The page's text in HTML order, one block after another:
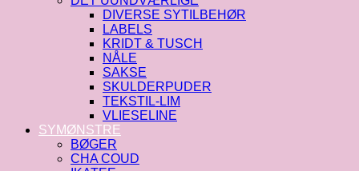
DIVERSE SYTILBEHØR
LABELS
KRIDT & TUSCH
NÅLE
SAKSE
SKULDERPUDER
TEKSTIL-LIM
VLIESELINE
SYMØNSTRE
BØGER
CHA COUD